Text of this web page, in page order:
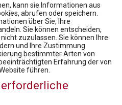
/ Vision
Zukunftsmarkt OTC
Diseases Dialog
& Health 4.0: We drive digital
how & Best Practice Modul 2
Umfrage / 9. Rare Diseases Dialog
kann sie Informationen aus
abrufen oder speichern.
über Sie, Ihre
Sie können entscheiden,
zuzulassen. Sie können Ihre
und Ihre Zustimmung
bestimmter Arten von
Erfahrung der von
führen.